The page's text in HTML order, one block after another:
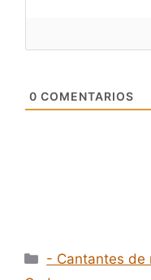
0 COMENTARIOS
Categorías
- Cantantes de